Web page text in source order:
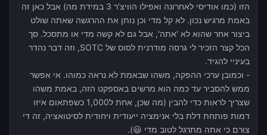
הזו (כמו אודיסי לאחרונה ואפילו הוויצ'ר 3 במידת מה) אבל כאן זה
באמת מרגיש נכון. לא קל מדי וכן נותן את ההרגשה שאתה שולט
ביצור אחר שהוא לא 'אתה', אבל גם לא קשה מדי או מתסכל. סך
הכל קצר הזכיר לי גרסה מודרנית לסוס של SOTC, וזה דבר נהדר
בעיניי להגיד.
- וכמובן ערכי ההפקה, משהו שבאמת לא נראה כמוהו. אי אפשר
ממש להסביר עד כמה הוא מרשים באספקט הזה, באמת משהו
שצריך לראות כדי להבין (מה שכן, אחת ל1,000 כשפתאום איזו
דמות פותחת דלת בלי אנימציה ייעודית ויחודית לסיטואציה, זה די
צורם כי אתה מתרגל לטוב מדי 😃).